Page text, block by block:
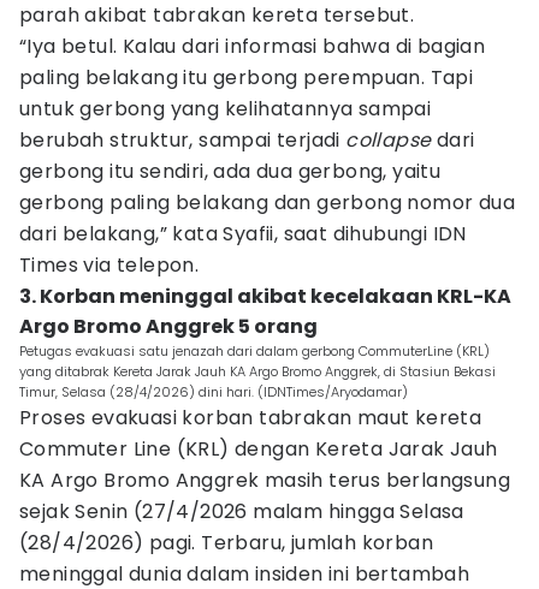
parah akibat tabrakan kereta tersebut.
“Iya betul. Kalau dari informasi bahwa di bagian
paling belakang itu gerbong perempuan. Tapi
untuk gerbong yang kelihatannya sampai
berubah struktur, sampai terjadi collapsedari
gerbong itu sendiri, ada dua gerbong, yaitu
gerbong paling belakang dan gerbong nomor dua
dari belakang,” kata Syafii, saat dihubungi IDN
Times via telepon.
3. Korban meninggal akibat kecelakaan KRL-KA
Argo Bromo Anggrek 5 orang
Petugas evakuasi satu jenazah dari dalam gerbong CommuterLine (KRL)
yang ditabrak Kereta Jarak Jauh KA Argo Bromo Anggrek, di Stasiun Bekasi
Timur, Selasa (28/4/2026) dini hari. (IDNTimes/Aryodamar)
Proses evakuasi korban tabrakan maut kereta
Commuter Line (KRL) dengan Kereta Jarak Jauh
KA Argo Bromo Anggrek masih terus berlangsung
sejak Senin (27/4/2026 malam hingga Selasa
(28/4/2026) pagi. Terbaru, jumlah korban
meninggal dunia dalam insiden ini bertambah